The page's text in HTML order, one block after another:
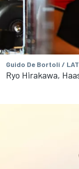
Guido De Bortoli /
Ryo Hirakawa,